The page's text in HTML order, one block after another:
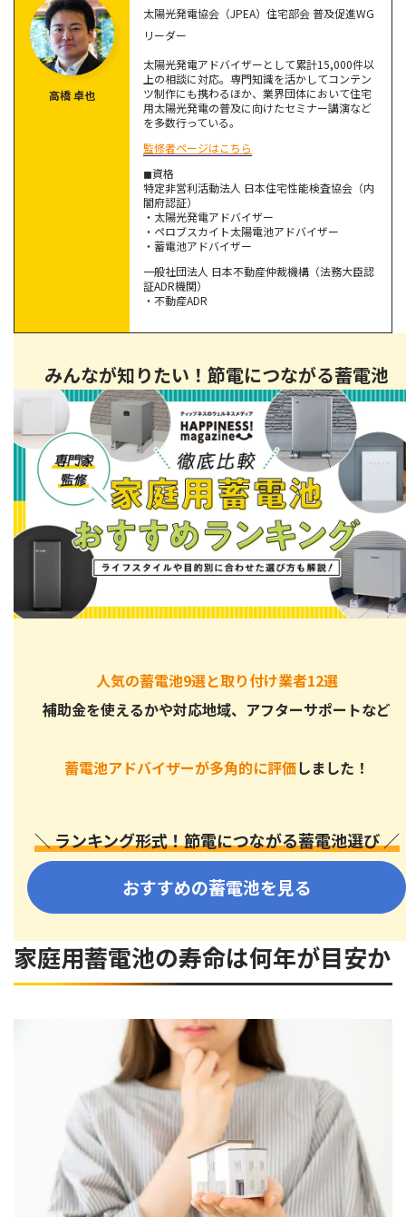
寿命が近づいたときにあらわれるサイン
容量の目減りはどこまで許容できるか
家庭用蓄電池を長持ちさせる使い方のポイント
修理や延命は現実的？
寿命で後悔しないために導入前に確認すべき点
まとめ｜家庭用蓄電池の寿命は「年数」より「使い方」で決
高橋 卓也
太陽光発電協会（JPEA）住宅部会 普及促進WG
リーダー
太陽光発電アドバイザーとして累計15,000件以
上の相談に対応。専門知識を活かしてコンテン
ツ制作にも携わるほか、業界団体において住宅
用太陽光発電の普及に向けたセミナー講演など
を多数行っている。
監修者ページはこちら
◼︎資格
特定非営利活動法人 日本住宅性能検査協会（内
閣府認証）
・太陽光発電アドバイザー
・ペロブスカイト太陽電池アドバイザー
・蓄電池アドバイザー
一般社団法人 日本不動産仲裁機構（法務大臣認
証ADR機関）
・不動産ADR
みんなが知りたい！節電につながる蓄電池
人気の蓄電池9選と取り付け業者12選
補助金を使えるかや対応地域、アフターサポートなど
蓄電池アドバイザーが多角的に評価しました！
＼ ランキング形式！節電につながる蓄電池選び ／
おすすめの蓄電池を見る
家庭用蓄電池の寿命は何年が目安か